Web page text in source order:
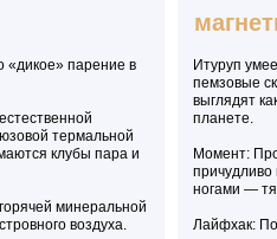
«дикое» парение в
термальной
клубы пара и
минеральной
воздуха.
Итуруп
пемзовые
выглядят
планете.
Момент:
причудливо
ногами —
Лайфхак:
в